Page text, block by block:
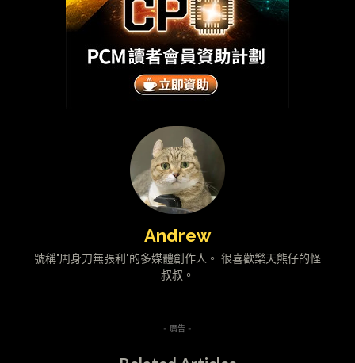
Andrew
號稱"周身刀無張利"的多媒體創作人。 很喜歡樂天熊仔的怪
叔叔。
- 廣告 -